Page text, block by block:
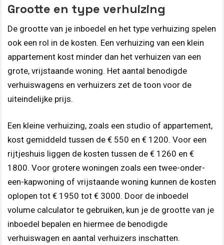
Grootte en type verhuizing
De grootte van je inboedel en het type verhuizing spelen
ook een rol in de kosten. Een verhuizing van een klein
appartement kost minder dan het verhuizen van een
grote, vrijstaande woning. Het aantal benodigde
verhuiswagens en verhuizers zet de toon voor de
uiteindelijke prijs.
Een kleine verhuizing, zoals een studio of appartement,
kost gemiddeld tussen de € 550 en € 1200. Voor een
rijtjeshuis liggen de kosten tussen de € 1260 en €
1800. Voor grotere woningen zoals een twee-onder-
een-kapwoning of vrijstaande woning kunnen de kosten
oplopen tot € 1950 tot € 3000. Door de inboedel
volume calculator te gebruiken, kun je de grootte van je
inboedel bepalen en hiermee de benodigde
verhuiswagen en aantal verhuizers inschatten.